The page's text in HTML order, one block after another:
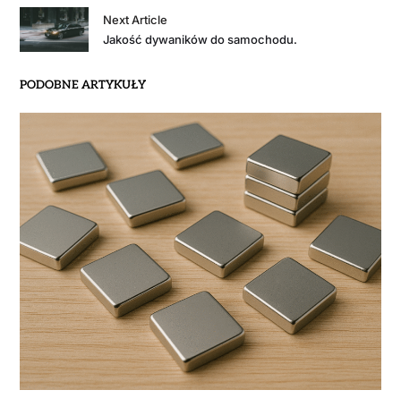
Next Article
Jakość dywaników do samochodu.
PODOBNE ARTYKUŁY